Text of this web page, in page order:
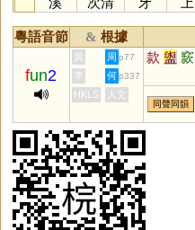
粵語音節 & 根據
fun2
黃 周 p77 款 盥 窾
李 何 p337
HKLS 人文
同聲同韻